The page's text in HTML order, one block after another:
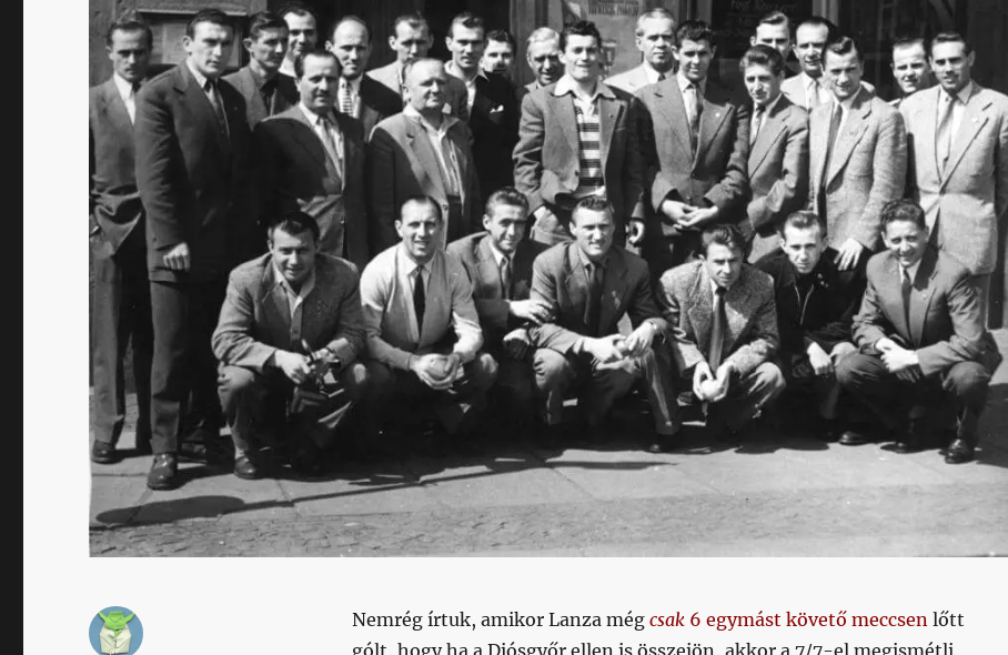
Nemrég írtuk, amikor Lanza még csak6 egymást követő meccsen lőtt
gólt, hogy ha a Diósgyőr ellen is összejön, akkor a 7/7-el megismétli